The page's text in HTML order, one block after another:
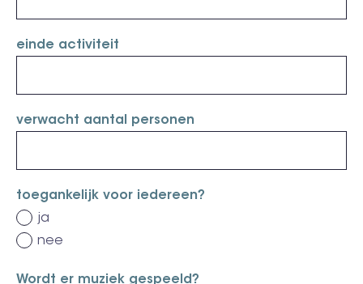
einde activiteit
verwacht aantal personen
toegankelijk voor iedereen?
ja
nee
Wordt er muziek gespeeld?